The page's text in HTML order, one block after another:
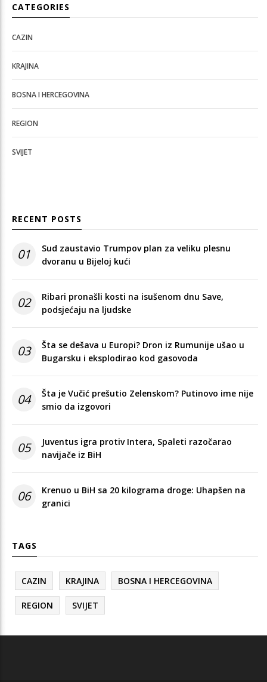
CATEGORIES
CAZIN
KRAJINA
BOSNA I HERCEGOVINA
REGION
SVIJET
RECENT POSTS
01
Sud zaustavio Trumpov plan za veliku plesnu
dvoranu u Bijeloj kući
02
Ribari pronašli kosti na isušenom dnu Save,
podsjećaju na ljudske
03
Šta se dešava u Europi? Dron iz Rumunije ušao u
Bugarsku i eksplodirao kod gasovoda
04
Šta je Vučić prešutio Zelenskom? Putinovo ime nije
smio da izgovori
05
Juventus igra protiv Intera, Spaleti razočarao
navijače iz BiH
06
Krenuo u BiH sa 20 kilograma droge: Uhapšen na
granici
TAGS
CAZIN KRAJINA BOSNA I HERCEGOVINA
REGION SVIJET